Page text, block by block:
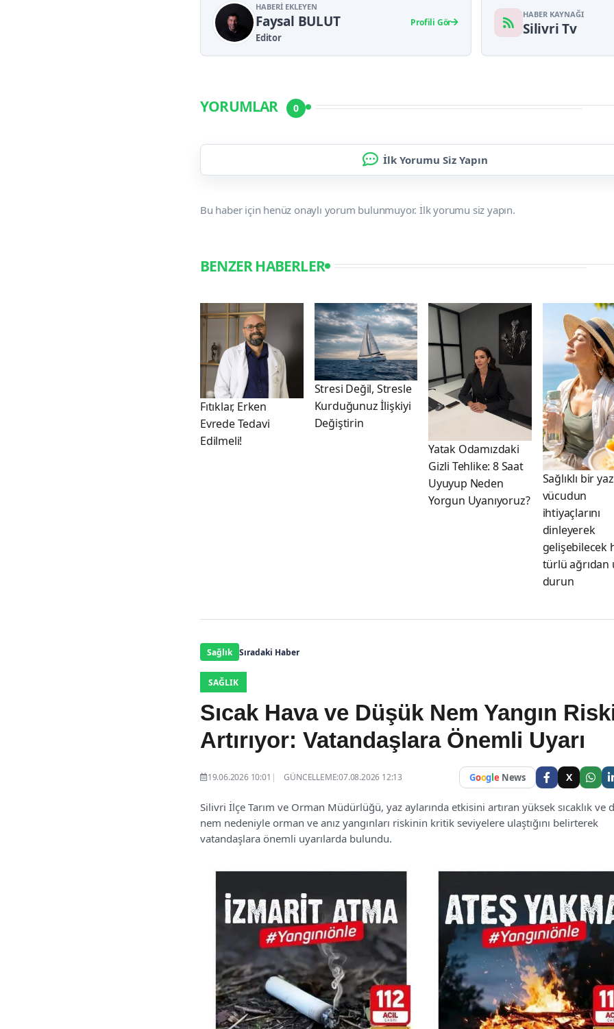
HABERI EKLEYEN
Faysal BULUT
Editor
Profili Gör
HABER KAYNAĞI
Silivri Tv
YORUMLAR 0
İlk Yorumu Siz Yapın
Bu haber için henüz onaylı yorum bulunmuyor. İlk yorumu siz yapın.
BENZER HABERLER
Fıtıklar, Erken
Evrede Tedavi
Edilmeli!
Stresi Değil, Stresle
Kurduğunuz İlişkiyi
Değiştirin
Yatak Odamızdaki
Gizli Tehlike: 8 Saat
Uyuyup Neden
Yorgun Uyanıyoruz?
Sağlıklı bir
vücudun
ihtiyaçlarını
dinleyerek
gelişebilecek
türlü ağrıdan
durun
Sağlık Sıradaki Haber
SAĞLIK
Sıcak Hava ve Düşük Nem Yangın
Artırıyor: Vatandaşlara Önemli Uyarı
19.06.2026 10:01 GÜNCELLEME:07.08.2026 12:13 Google News X
Silivri İlçe Tarım ve Orman Müdürlüğü, yaz aylarında etkisini artıran yüksek sıcaklık ve
nem nedeniyle orman ve anız yangınları riskinin kritik seviyelere ulaştığını belirterek
vatandaşlara önemli uyarılarda bulundu.